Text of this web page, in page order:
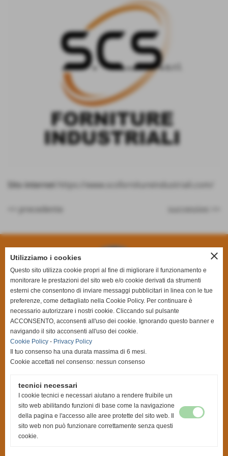
Sito internet https://www.scsfornitureindustriali.com/
<< precedente successivo >>
Basket Canegrate SSDRL
C.F. e P.I. 09252660155 |003815@spes.fip.it
PRIVACY&COOKIE POLICY| Designed byAC Web&Graphic Designer
All Rights Reserved
"NON C´È NULLA DI NOBILE NELL´ESSERE SUPERIORE A UN ALTRO UOMO.
LA VERA NOBILTÀ STA NELL´ESSERE SUPERIORE ALLA PERSONA CHE
close
Utilizziamo i cookies
Questo sito utilizza cookie propri al fine di migliorare il funzionamento e
monitorare le prestazioni del sito web e/o cookie derivati da strumenti
esterni che consentono di inviare messaggi pubblicitari in linea con le tue
preferenze, come dettagliato nella Cookie Policy. Per continuare è
necessario autorizzare i nostri cookie. Cliccando sul pulsante
ACCONSENTO, acconsenti all'uso dei cookie. Ignorando questo banner e
navigando il sito acconsenti all'uso dei cookie.
Cookie Policy - Privacy Policy
Il tuo consenso ha una durata massima di 6 mesi.
Cookie accettati nel consenso: nessun consenso
tecnici necessari
I cookie tecnici e necessari aiutano a rendere fruibile un
sito web abilitando funzioni di base come la navigazione
della pagina e l'accesso alle aree protette del sito web. Il
sito web non può funzionare correttamente senza questi
cookie.